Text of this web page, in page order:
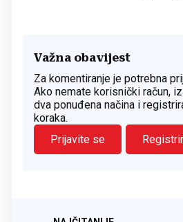
Važna obavijest
Za komentiranje je potrebna
Ako nemate korisnički račun,
dva ponuđena načina i
koraka.
Prijavite se